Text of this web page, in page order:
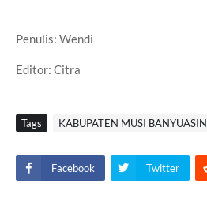
Penulis: Wendi
Editor: Citra
Tags KABUPATEN MUSI BANYUASIN
Facebook Twitter